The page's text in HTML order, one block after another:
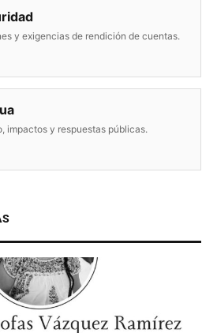
y exigencias de rendición de cuentas.
impactos y respuestas públicas.